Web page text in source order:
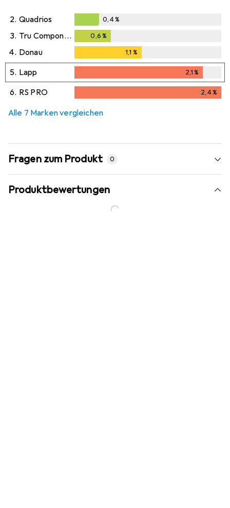
2. Quadrios
0,4%
0,4%
3. Tru Components 0,6 %
4. Donau 1,1 %
5. Lapp 2,1%
2,1%
6. RS PRO 2,4%
Alle 7 Marken vergleichen
Fragen zum Produkt 0
Produktbewertungen